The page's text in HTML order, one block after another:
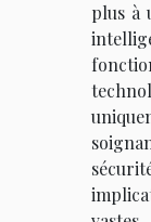
plus à